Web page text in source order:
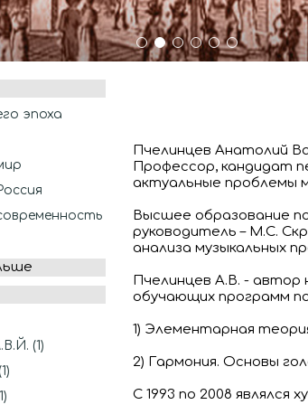
1 2 3 4 5 6
эпоха
(1)
Пчелинцев Анатолий
Профессор, кандидат
актуальные проблемы
Высшее образование
руководитель – М.С.
анализа музыкальных
Пчелинцев А.В. - автор
обучающих программ
1) Элементарная
2) Гармония. Основы
С 1993 по 2008 являлся